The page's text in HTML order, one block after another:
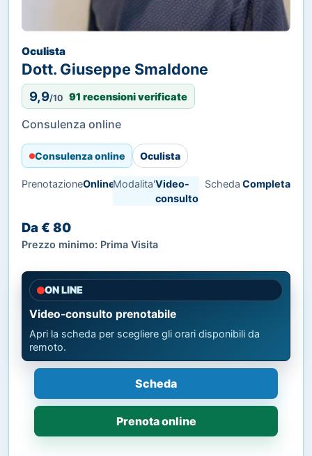
Oculista
Dott. Giuseppe Smaldone
9,9/10 91 recensioni verificate
Consulenza online
Consulenza online Oculista
PrenotazioneOnlineModalita'Video-
consulto
Scheda Completa
Da € 80
Prezzo minimo: Prima Visita
ON LINE
Video-consulto prenotabile
Apri la scheda per scegliere gli orari disponibili da
remoto.
Scheda
Prenota online